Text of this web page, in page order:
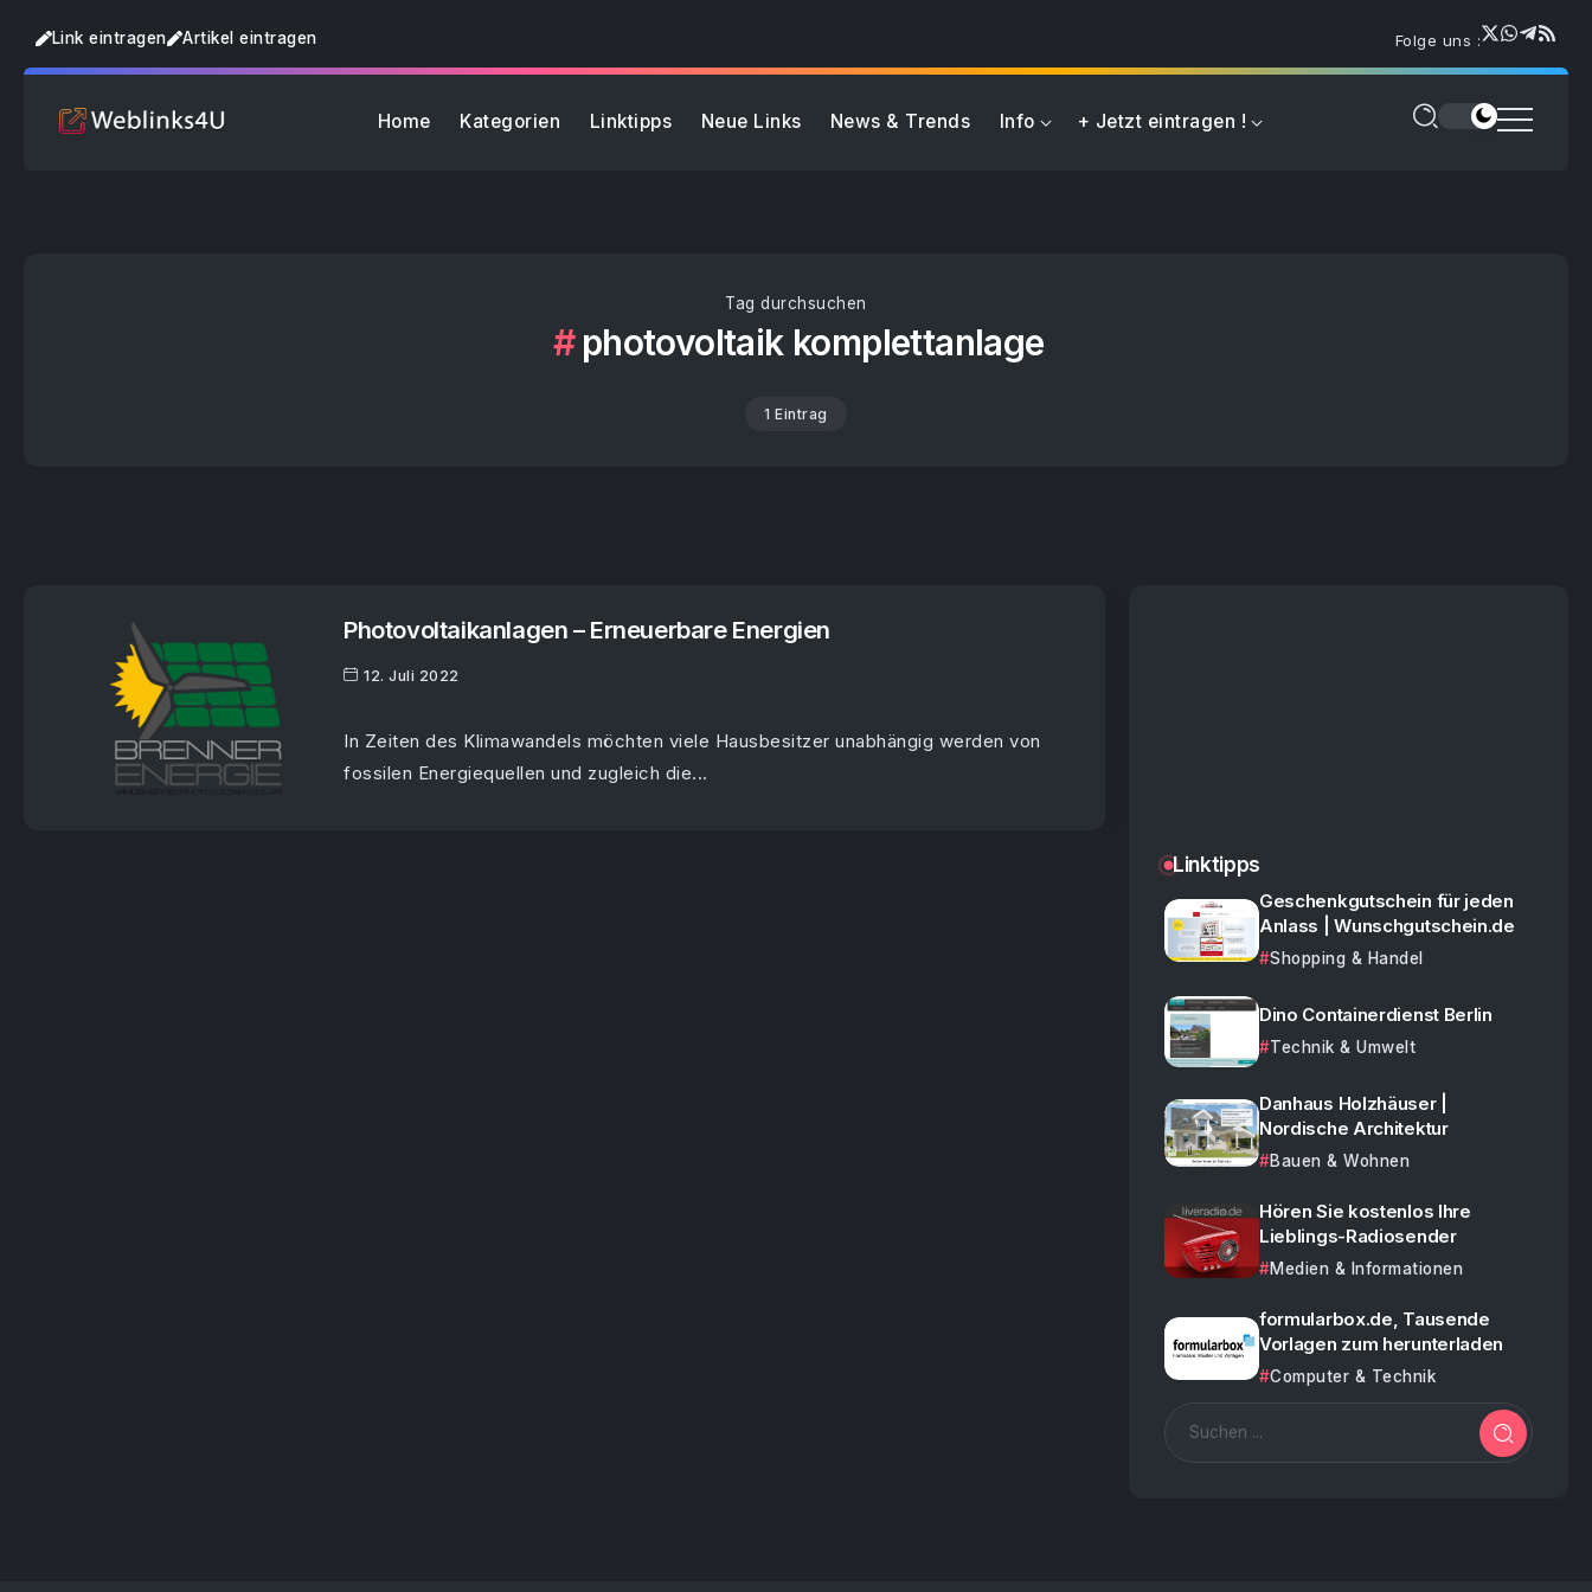
Link eintragen Artikel eintragen Folge uns :
Home Kategorien Linktipps Neue Links News & Trends Info + Jetzt eintragen !
Tag durchsuchen
photovoltaik komplettanlage
1 Eintrag
Photovoltaikanlagen – Erneuerbare Energien
12. Juli 2022
In Zeiten des Klimawandels möchten viele Hausbesitzer unabhängig werden von
fossilen Energiequellen und zugleich die...
Linktipps
Geschenkgutschein für jeden
Anlass | Wunschgutschein.de
Shopping & Handel
Dino Containerdienst Berlin
Technik & Umwelt
Danhaus Holzhäuser |
Nordische Architektur
Bauen & Wohnen
Hören Sie kostenlos Ihre
Lieblings-Radiosender
Medien & Informationen
formularbox.de, Tausende
Vorlagen zum herunterladen
Computer & Technik